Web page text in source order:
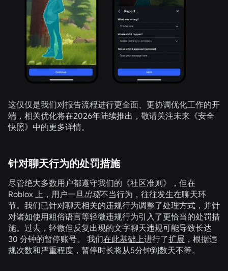
这仅仅是我们对报告流程进行更全面、更协调优化工作的开
端，相关优化将在2026年陆续推出，敬请关注未来《安全
快照》中的更多详情。
针对聊天行为的处罚措施
尽管绝大多数用户都遵守我们的《社区准则》，但在
Roblox 上，用户一旦出现不当行为，往往发生在聊天环
节。我们已针对聊天相关的违规行为调整了处理方式，并针
对诸如使用粗俗语言等轻微违规行为引入了更恰当的处罚措
施。过去，轻微但反复出现的文字聊天违规可能导致长达
30 分钟的暂停账号。 我们在此基础上进行了扩展 ，根据违
规次数和严重程度，暂停时长将从5分钟到数天不等。